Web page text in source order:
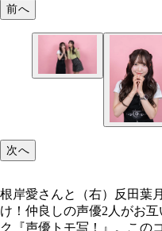
根岸愛と反田葉月
根岸愛と反田葉月
前へ
次へ
根岸愛さんと（右）反田葉
け！仲良しの声優2人がお
ク『声優トモ写！』。この